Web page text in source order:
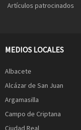
Artículos patrocinados
MEDIOS LOCALES
Albacete
Alcázar de San Juan
Argamasilla
Campo de Criptana
Ciudad Real